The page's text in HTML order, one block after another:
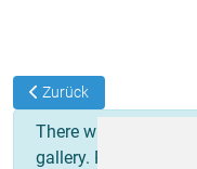
Vorheriger Beitrag:
Zurück
info
There was a
gallery. Please make